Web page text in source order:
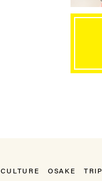
CULTURE OSAKE
TRIP